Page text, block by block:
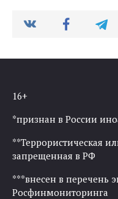
16+
*признан в России
**Террористическая
запрещенная в РФ
***внесен в перечень
Росфинмониторинга